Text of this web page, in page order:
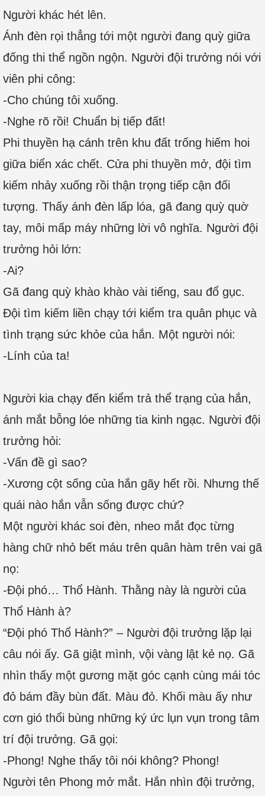
Người khác hét lên.
Ánh đèn rọi thẳng tới một người đang quỳ giữa
đống thi thể ngồn ngộn. Người đội trưởng nói với
viên phi công:
-Cho chúng tôi xuống.
-Nghe rõ rồi! Chuẩn bị tiếp đất!
Phi thuyền hạ cánh trên khu đất trống hiếm hoi
giữa biển xác chết. Cửa phi thuyền mở, đội tìm
kiếm nhảy xuống rồi thận trọng tiếp cận đối
tượng. Thấy ánh đèn lấp lóa, gã đang quỳ quờ
tay, môi mấp máy những lời vô nghĩa. Người đội
trưởng hỏi lớn:
-Ai?
Gã đang quỳ khào khào vài tiếng, sau đổ gục.
Đội tìm kiếm liền chạy tới kiểm tra quân phục và
tình trạng sức khỏe của hắn. Một người nói:
-Lính của ta!
Người kia chạy đến kiểm trả thể trạng của hắn,
ánh mắt bỗng lóe những tia kinh ngạc. Người đội
trưởng hỏi:
-Vấn đề gì sao?
-Xương cột sống của hắn gãy hết rồi. Nhưng thế
quái nào hắn vẫn sống được chứ?
Một người khác soi đèn, nheo mắt đọc từng
hàng chữ nhỏ bết máu trên quân hàm trên vai gã
nọ:
-Đội phó… Thổ Hành. Thằng này là người của
Thổ Hành à?
“Đội phó Thổ Hành?” – Người đội trưởng lặp lại
câu nói ấy. Gã giật mình, vội vàng lật kẻ nọ. Gã
nhìn thấy một gương mặt góc cạnh cùng mái tóc
đỏ bám đầy bùn đất. Màu đỏ. Khối màu ấy như
cơn gió thổi bùng những ký ức lụn vụn trong tâm
trí đội trưởng. Gã gọi:
-Phong! Nghe thấy tôi nói không? Phong!
Người tên Phong mở mắt. Hắn nhìn đội trưởng,